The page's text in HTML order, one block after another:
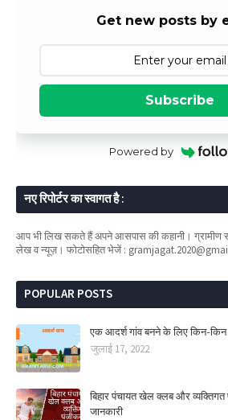
Get new posts by
Subscribe
Powered by
नए रिपोर्टर का स्वागत है :
आप भी लिख सकते हैं अपने आसपास की कहानी। ग्रामीण
लेख व न्यूज़। फोटोसहित भेजें :
POPULAR POSTS
एक आदर्श गांव बनने के लिए किन-किन
जुलाई 17, 2022
बिहार पंचायत खेल क्लब और व्यक्तिगत
जानकारी